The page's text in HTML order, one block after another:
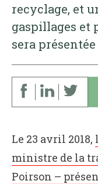
recyclage, et
gaspillages et
sera
Le 23 avril 2018,
ministre de la
Poirson –